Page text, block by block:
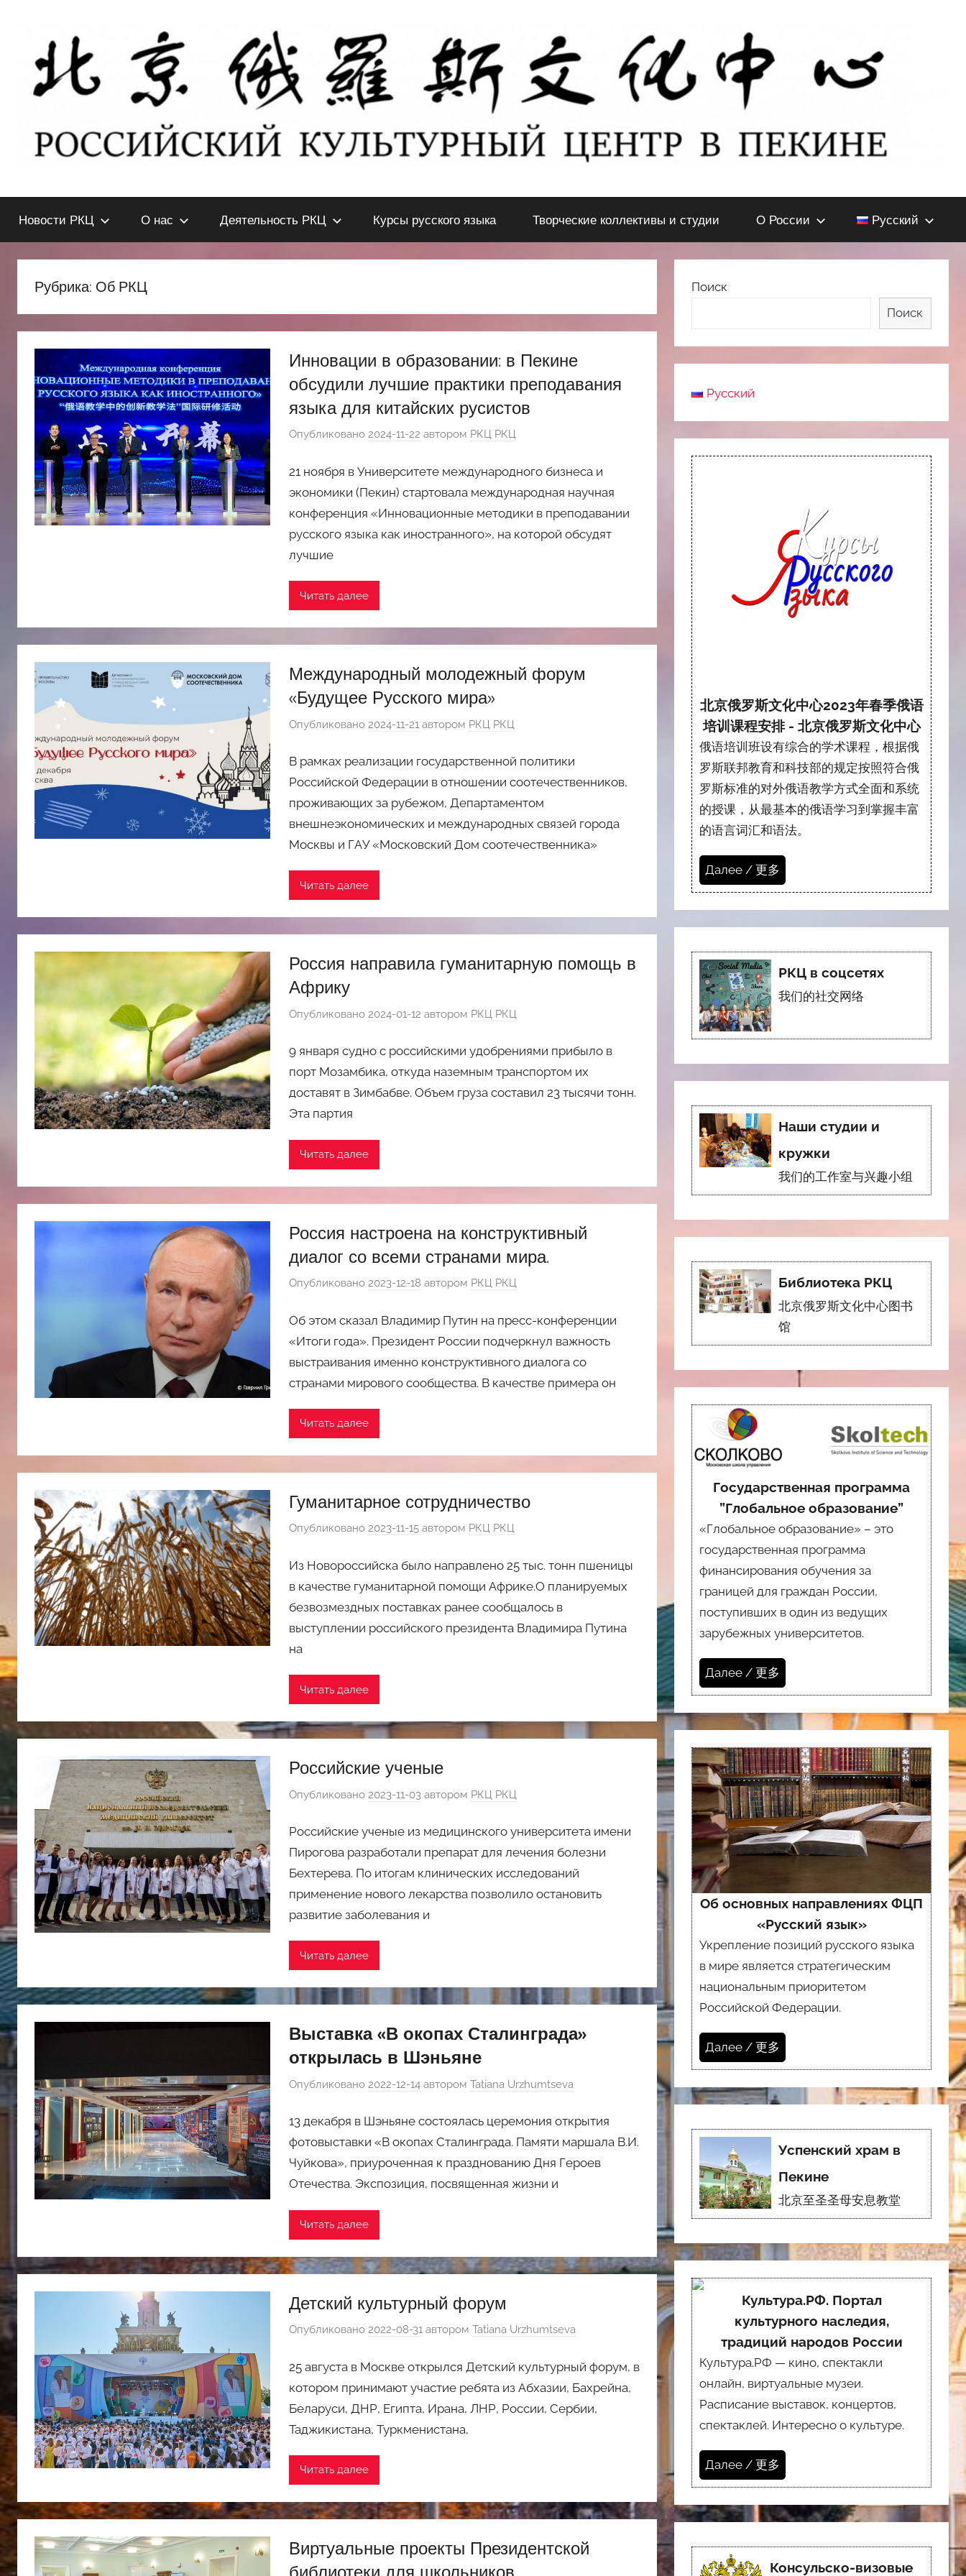
содержимому
北
京
俄
罗
斯
文
化
中
心
КУЛЬТУРНЫЙ
ЦЕНТР
ПЕКИНЕ
Новости РКЦ О нас Деятельность РКЦ Курсы русского языка Творческие коллективы и студии О России Русский
Рубрика: Об РКЦ
Инновации в образовании: в Пекине
обсудили лучшие практики преподавания
языка для китайских русистов
Опубликовано 2024-11-22 автором РКЦ РКЦ
21 ноября в Университете международного бизнеса и
экономики (Пекин) стартовала международная научная
конференция «Инновационные методики в преподавании
русского языка как иностранного», на которой обсудят
лучшие
Читать далее
Международный молодежный форум
«Будущее Русского мира»
Опубликовано 2024-11-21автором РКЦ РКЦ
В рамках реализации государственной политики
Российской Федерации в отношении соотечественников,
проживающих за рубежом, Департаментом
внешнеэкономических и международных связей города
Москвы и ГАУ «Московский Дом соотечественника»
Читать далее
Россия направила гуманитарную помощь в
Африку
Опубликовано 2024-01-12 автором РКЦ РКЦ
9 января судно с российскими удобрениями прибыло в
порт Мозамбика, откуда наземным транспортом их
доставят в Зимбабве. Объем груза составил 23 тысячи тонн.
Эта партия
Читать далее
Россия настроена на конструктивный
диалог со всеми странами мира.
Опубликовано 2023-12-18 автором РКЦ РКЦ
Об этом сказал Владимир Путин на пресс-конференции
«Итоги года». Президент России подчеркнул важность
выстраивания именно конструктивного диалога со
странами мирового сообщества. В качестве примера он
Читать далее
Гуманитарное сотрудничество
Опубликовано 2023-11-15автором РКЦ РКЦ
Из Новороссийска было направлено 25 тыс. тонн пшеницы
в качестве гуманитарной помощи Африке.О планируемых
безвозмездных поставках ранее сообщалось в
выступлении российского президента Владимира Путина
на
Читать далее
Российские ученые
Опубликовано 2023-11-03автором РКЦ РКЦ
Российские ученые из медицинского университета имени
Пирогова разработали препарат для лечения болезни
Бехтерева. По итогам клинических исследований
применение нового лекарства позволило остановить
развитие заболевания и
Читать далее
Выставка «В окопах Сталинграда»
открылась в Шэньяне
Опубликовано 2022-12-14автором Tatiana Urzhumtseva
13 декабря в Шэньяне состоялась церемония открытия
фотовыставки «В окопах Сталинграда. Памяти маршала В.И.
Чуйкова», приуроченная к празднованию Дня Героев
Отечества. Экспозиция, посвященная жизни и
Читать далее
Детский культурный форум
Опубликовано 2022-08-31автором Tatiana Urzhumtseva
25 августа в Москве открылся Детский культурный форум, в
котором принимают участие ребята из Абхазии, Бахрейна,
Беларуси, ДНР, Египта, Ирана, ЛНР, России, Сербии,
Таджикистана, Туркменистана,
Читать далее
Виртуальные проекты Президентской
библиотеки для школьников
Поиск
Поиск
Русский
北京俄罗斯文化中心2023年春季俄语
培训课程安排 - 北京俄罗斯文化中心
俄语培训班设有综合的学术课程，根据俄
罗斯联邦教育和科技部的规定按照符合俄
罗斯标准的对外俄语教学方式全面和系统
的授课，从最基本的俄语学习到掌握丰富
的语言词汇和语法。
Далее / 更多
РКЦ в соцсетях
我们的社交网络
Наши студии и
кружки
我们的工作室与兴趣小组
Библиотека РКЦ
北京俄罗斯文化中心图书
馆
Государственная программа
”Глобальное образование”
«Глобальное образование» – это
государственная программа
финансирования обучения за
границей для граждан России,
поступивших в один из ведущих
зарубежных университетов.
Далее / 更多
Об основных направлениях ФЦП
«Русский язык»
Укрепление позиций русского языка
в мире является стратегическим
национальным приоритетом
Российской Федерации.
Далее / 更多
Успенский храм в
Пекине
北京至圣圣母安息教堂
Культура.РФ. Портал
культурного наследия,
традиций народов России
Культура.РФ — кино, спектакли
онлайн, виртуальные музеи.
Расписание выставок, концертов,
спектаклей. Интересно о культуре.
Далее / 更多
Консульско-визовые